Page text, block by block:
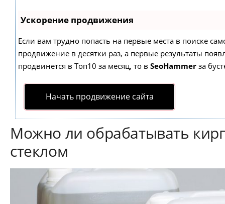
Ускорение продвижения
Если вам трудно попасть на первые места в поиске
продвижение в десятки раз, а первые результаты
продвинется в Топ10 за месяц, то в SeoHammer за
Начать продвижение сайта
Можно ли обрабатывать
стеклом